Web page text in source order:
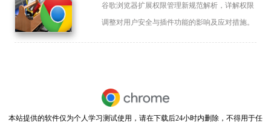
谷歌浏览器扩展权限管理新规范解析，详解权限
调整对用户安全与插件功能的影响及应对措施。
本站提供的软件仅为个人学习测试使用，请在下载后24小时内删除，不得用于任